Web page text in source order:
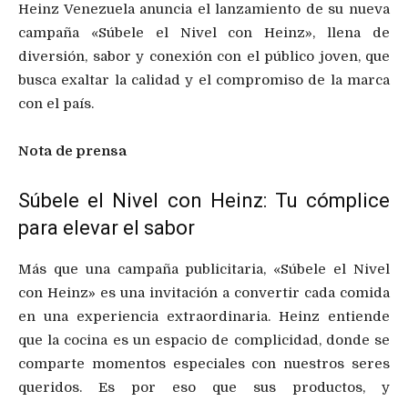
Heinz Venezuela anuncia el lanzamiento de su nueva
campaña «Súbele el Nivel con Heinz», llena de
diversión, sabor y conexión con el público joven, que
busca exaltar la calidad y el compromiso de la marca
con el país.
Nota de prensa
Súbele el Nivel con Heinz: Tu cómplice
para elevar el sabor
Más que una campaña publicitaria, «Súbele el Nivel
con Heinz» es una invitación a convertir cada comida
en una experiencia extraordinaria. Heinz entiende
que la cocina es un espacio de complicidad, donde se
comparte momentos especiales con nuestros seres
queridos. Es por eso que sus productos, y